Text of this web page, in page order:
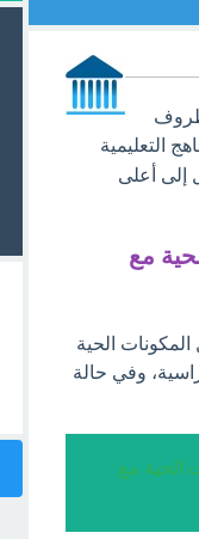
التعليمية
إلى أعلى
مع
الحية
وفي حالة
الحية مع